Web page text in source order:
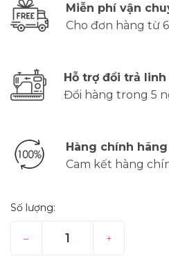
Miễn phí vận
Cho đơn hàng từ
Hỗ trợ đổi trả
Đổi hàng trong 5
Hàng chính hãng
Cam kết hàng
Số lượng:
– +